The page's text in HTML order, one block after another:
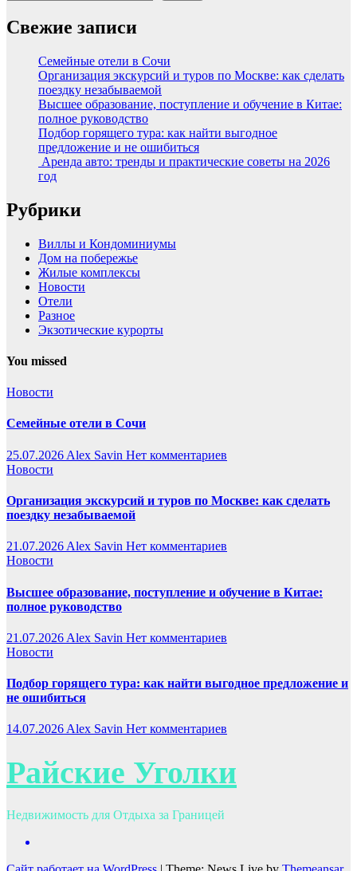
Свежие записи
Семейные отели в Сочи
Организация экскурсий и туров по Москве: как сделать
поездку незабываемой
Высшее образование, поступление и обучение в Китае:
полное руководство
Подбор горящего тура: как найти выгодное
предложение и не ошибиться
Аренда авто: тренды и практические советы на 2026
год
Рубрики
Виллы и Кондоминиумы
Дом на побережье
Жилые комплексы
Новости
Отели
Разное
Экзотические курорты
You missed
Новости
Семейные отели в Сочи
25.07.2026 Alex Savin Нет комментариев
Новости
Организация экскурсий и туров по Москве: как сделать
поездку незабываемой
21.07.2026 Alex Savin Нет комментариев
Новости
Высшее образование, поступление и обучение в Китае:
полное руководство
21.07.2026 Alex Savin Нет комментариев
Новости
Подбор горящего тура: как найти выгодное предложение и
не ошибиться
14.07.2026 Alex Savin Нет комментариев
Райские Уголки
Недвижимость для Отдыха за Границей